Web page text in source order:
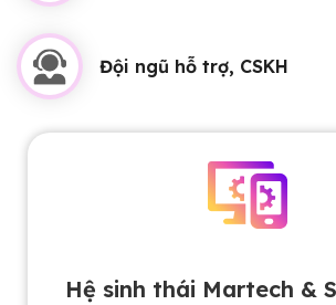
Đội ngũ hỗ trợ, CSKH
Hệ sinh thái Martech &